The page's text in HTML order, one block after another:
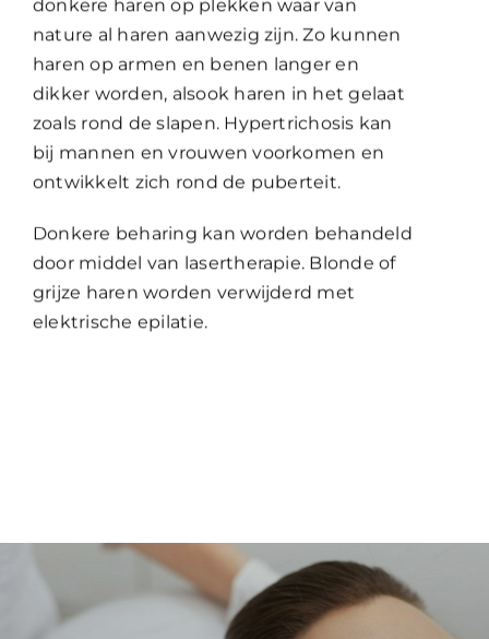
donkere haren op plekken waar van
nature al haren aanwezig zijn. Zo kunnen
haren op armen en benen langer en
dikker worden, alsook haren in het gelaat
zoals rond de slapen. Hypertrichosis kan
bij mannen en vrouwen voorkomen en
ontwikkelt zich rond de puberteit.
Donkere beharing kan worden behandeld
door middel van lasertherapie. Blonde of
grijze haren worden verwijderd met
elektrische epilatie.